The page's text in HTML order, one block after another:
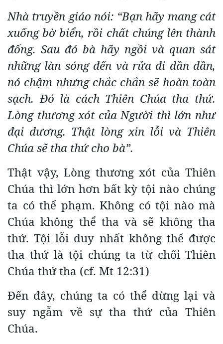
Nhà truyền giáo nói: “Bạn hãy mang cát
xuống bờ biển, rồi chất chúng lên thành
đống. Sau đó bà hãy ngồi và quan sát
những làn sóng đến và rửa đi dần dần,
nó chậm nhưng chắc chắn sẽ hoàn toàn
sạch. Đó là cách Thiên Chúa tha thứ.
Lòng thương xót của Người thì lớn như
đại dương. Thật lòng xin lỗi và Thiên
Chúa sẽ tha thứ cho bà”.
Thật vậy, Lòng thương xót của Thiên
Chúa thì lớn hơn bất kỳ tội nào chúng
ta có thể phạm. Không có tội nào mà
Chúa không thể tha và sẽ không tha
thứ. Tội lỗi duy nhất không thể được
tha thứ là tội chúng ta từ chối Thiên
Chúa thứ tha (cf. Mt 12:31)
Đến đây, chúng ta có thể dừng lại và
suy ngẫm về sự tha thứ của Thiên
Chúa.